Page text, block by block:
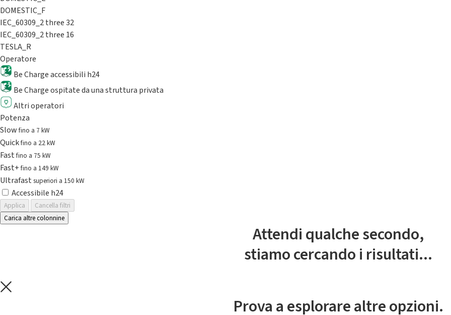
DOMESTIC_F
IEC_60309_2 three 32
IEC_60309_2 three 16
TESLA_R
Operatore
Be Charge accessibili h24
Be Charge ospitate da una struttura privata
Altri operatori
Potenza
Slowfino a 7 kW
Quickfino a 22 kW
Fastfino a 75 kW
Fast+fino a 149 kW
Ultrafast superiori a 150 kW
Accessibile h24
Applica
Cancella filtri
Carica altre colonnine
Attendi qualche secondo,
stiamo cercando i risultati...
Prova a esplorare altre opzioni.